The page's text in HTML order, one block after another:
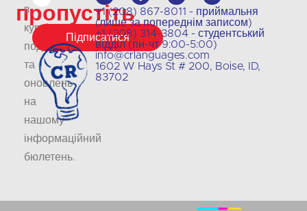
пропустіть
в
курсі
подій
та
оновлень
на
нашому
інформаційний
бюлетень.
Підписатися
+1 (208) 867-8011 - приймальня
(лише за попереднім записом)
+1 (208) 314-3804 - студентський
відділ (пн-чт 9:00-5:00)
info@crlanguages.com
1602 W Hays St # 200, Boise, ID,
83702